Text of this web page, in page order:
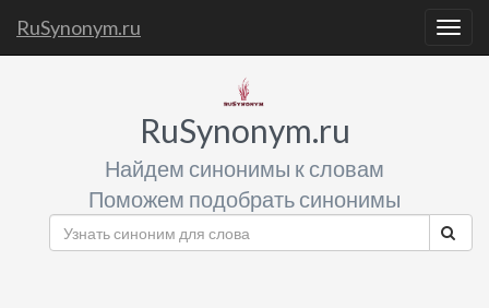
RuSynonym.ru
RuSynonym.ru
Найдем синонимы к словам
Поможем подобрать синонимы